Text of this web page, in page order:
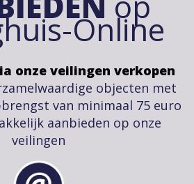
Online
onze veilingen verkopen
objecten met
van minimaal 75 euro
aanbieden op onze
veilingen